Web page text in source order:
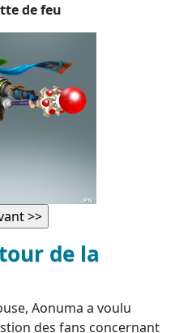
de feu
de la
Aonuma a voulu
des fans concernant